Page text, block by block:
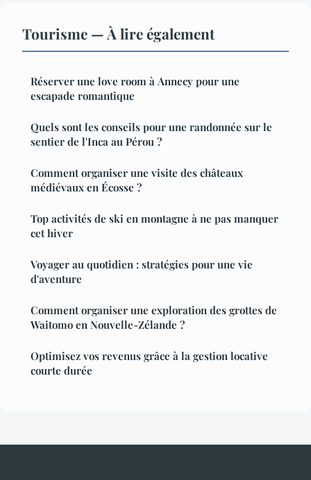
Tourisme — À lire également
Réserver une love room à Annecy pour une
escapade romantique
Quels sont les conseils pour une randonnée sur le
sentier de l'Inca au Pérou ?
Comment organiser une visite des châteaux
médiévaux en Écosse ?
Top activités de ski en montagne à ne pas manquer
cet hiver
Voyager au quotidien : stratégies pour une vie
d'aventure
Comment organiser une exploration des grottes de
Waitomo en Nouvelle-Zélande ?
Optimisez vos revenus grâce à la gestion locative
courte durée